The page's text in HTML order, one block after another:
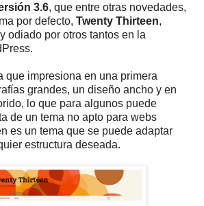
3.6, que entre otras novedades,
por defecto, Twenty Thirteen,
odiado por otros tantos en la
que impresiona en una primera
grandes, un diseño ancho y en
lo que para algunos puede
de un tema no apto para webs
es un tema que se puede adaptar
estructura deseada.